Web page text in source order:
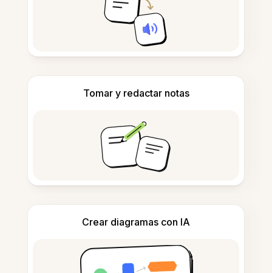
Tomar y redactar notas
Crear diagramas con IA